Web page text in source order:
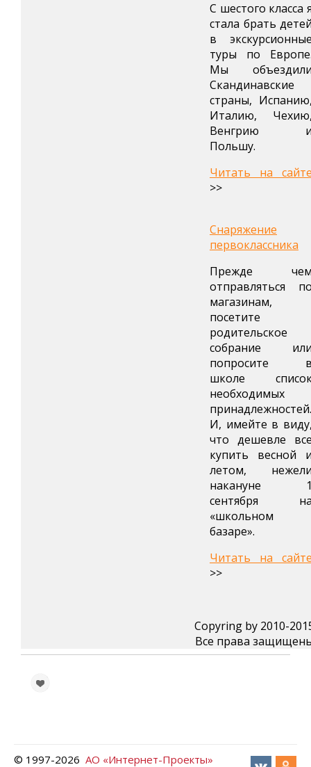
С шестого класса
стала брать
в
туры по
Мы
Скандинавские
страны,
Италию,
Венгрию
Польшу.
Читать на
>>
Снаряжение
первоклассника
Прежде
отправляться
магазинам,
посетите
родительское
собрание
попросите
школе
необходимых
принадлежностей.
И, имейте в
что дешевле
купить весной
летом,
накануне
сентября
«школьном
базаре».
Читать на
>>
Copyring by 2010-
Все права
© 1997-2026 АО «Интернет-Проекты»